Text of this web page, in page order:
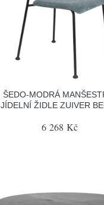
ŠEDO-MODRÁ
JÍDELNÍ ŽIDLE ZUIVER
6 268 Kč